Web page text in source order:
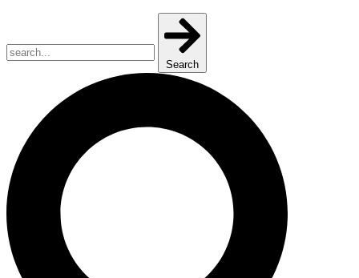
Search